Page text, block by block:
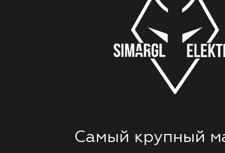
Самый крупный